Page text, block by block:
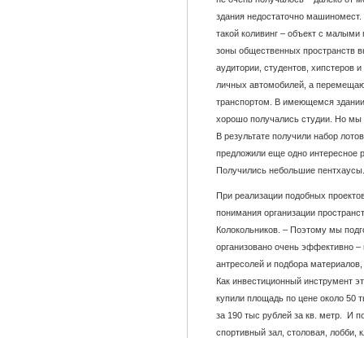
здания недостаточно
такой коливинг – объект с
зоны общественных пространств
аудитории, студентов, хипстеров
личных автомобилей, а
транспортом. В имеющемся
хорошо получались студии. Но
В результате получили набор
предложили еще одно
Получились небольшие
При реализации подобных
понимания организации
Колокольников. – Поэтому мы
организовано очень эффективно –
антресолей и подбора
Как инвестиционный инструмент
купили площадь по цене около 50
за 190 тыс рублей за кв. метр. И
спортивный зал, столовая, лобби,